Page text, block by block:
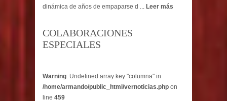
dinámica de años de empaparse d ... Leer más
COLABORACIONES
ESPECIALES
Warning: Undefined array key "columna" in
/home/armando/public_html/vernoticias.php on
line 459